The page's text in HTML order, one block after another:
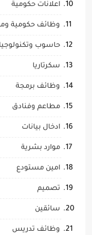
اعلانات حكومية
وظائف حكومية
حاسوب وتكنولوجيا
سكرتاريا
وظائف برمجة
مطاعم وفنادق
ادخال بيانات
موارد بشرية
امين مستودع
تصميم
سائقين
وظائف تدريس